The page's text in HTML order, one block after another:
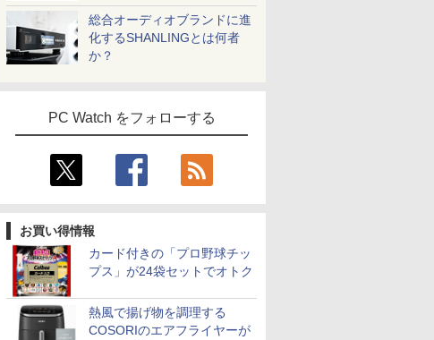
総合オーディオブランドに進
化するSHANLINGとは何者
か？
PC Watch をフォローする
お買い得情報
カード付きの「プロ野球チッ
プス」が24袋セットでオトク
熱風で揚げ物を調理する
COSORIのエアフライヤーが